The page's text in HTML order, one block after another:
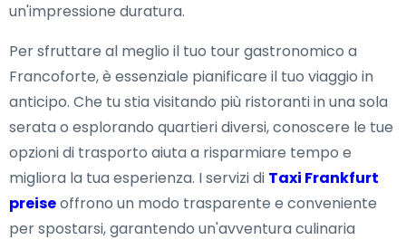
un'impressione duratura.
Per sfruttare al meglio il tuo tour gastronomico a
Francoforte, è essenziale pianificare il tuo viaggio in
anticipo. Che tu stia visitando più ristoranti in una sola
serata o esplorando quartieri diversi, conoscere le tue
opzioni di trasporto aiuta a risparmiare tempo e
migliora la tua esperienza. I servizi di Taxi Frankfurt
preiseoffrono un modo trasparente e conveniente
per spostarsi, garantendo un'avventura culinaria